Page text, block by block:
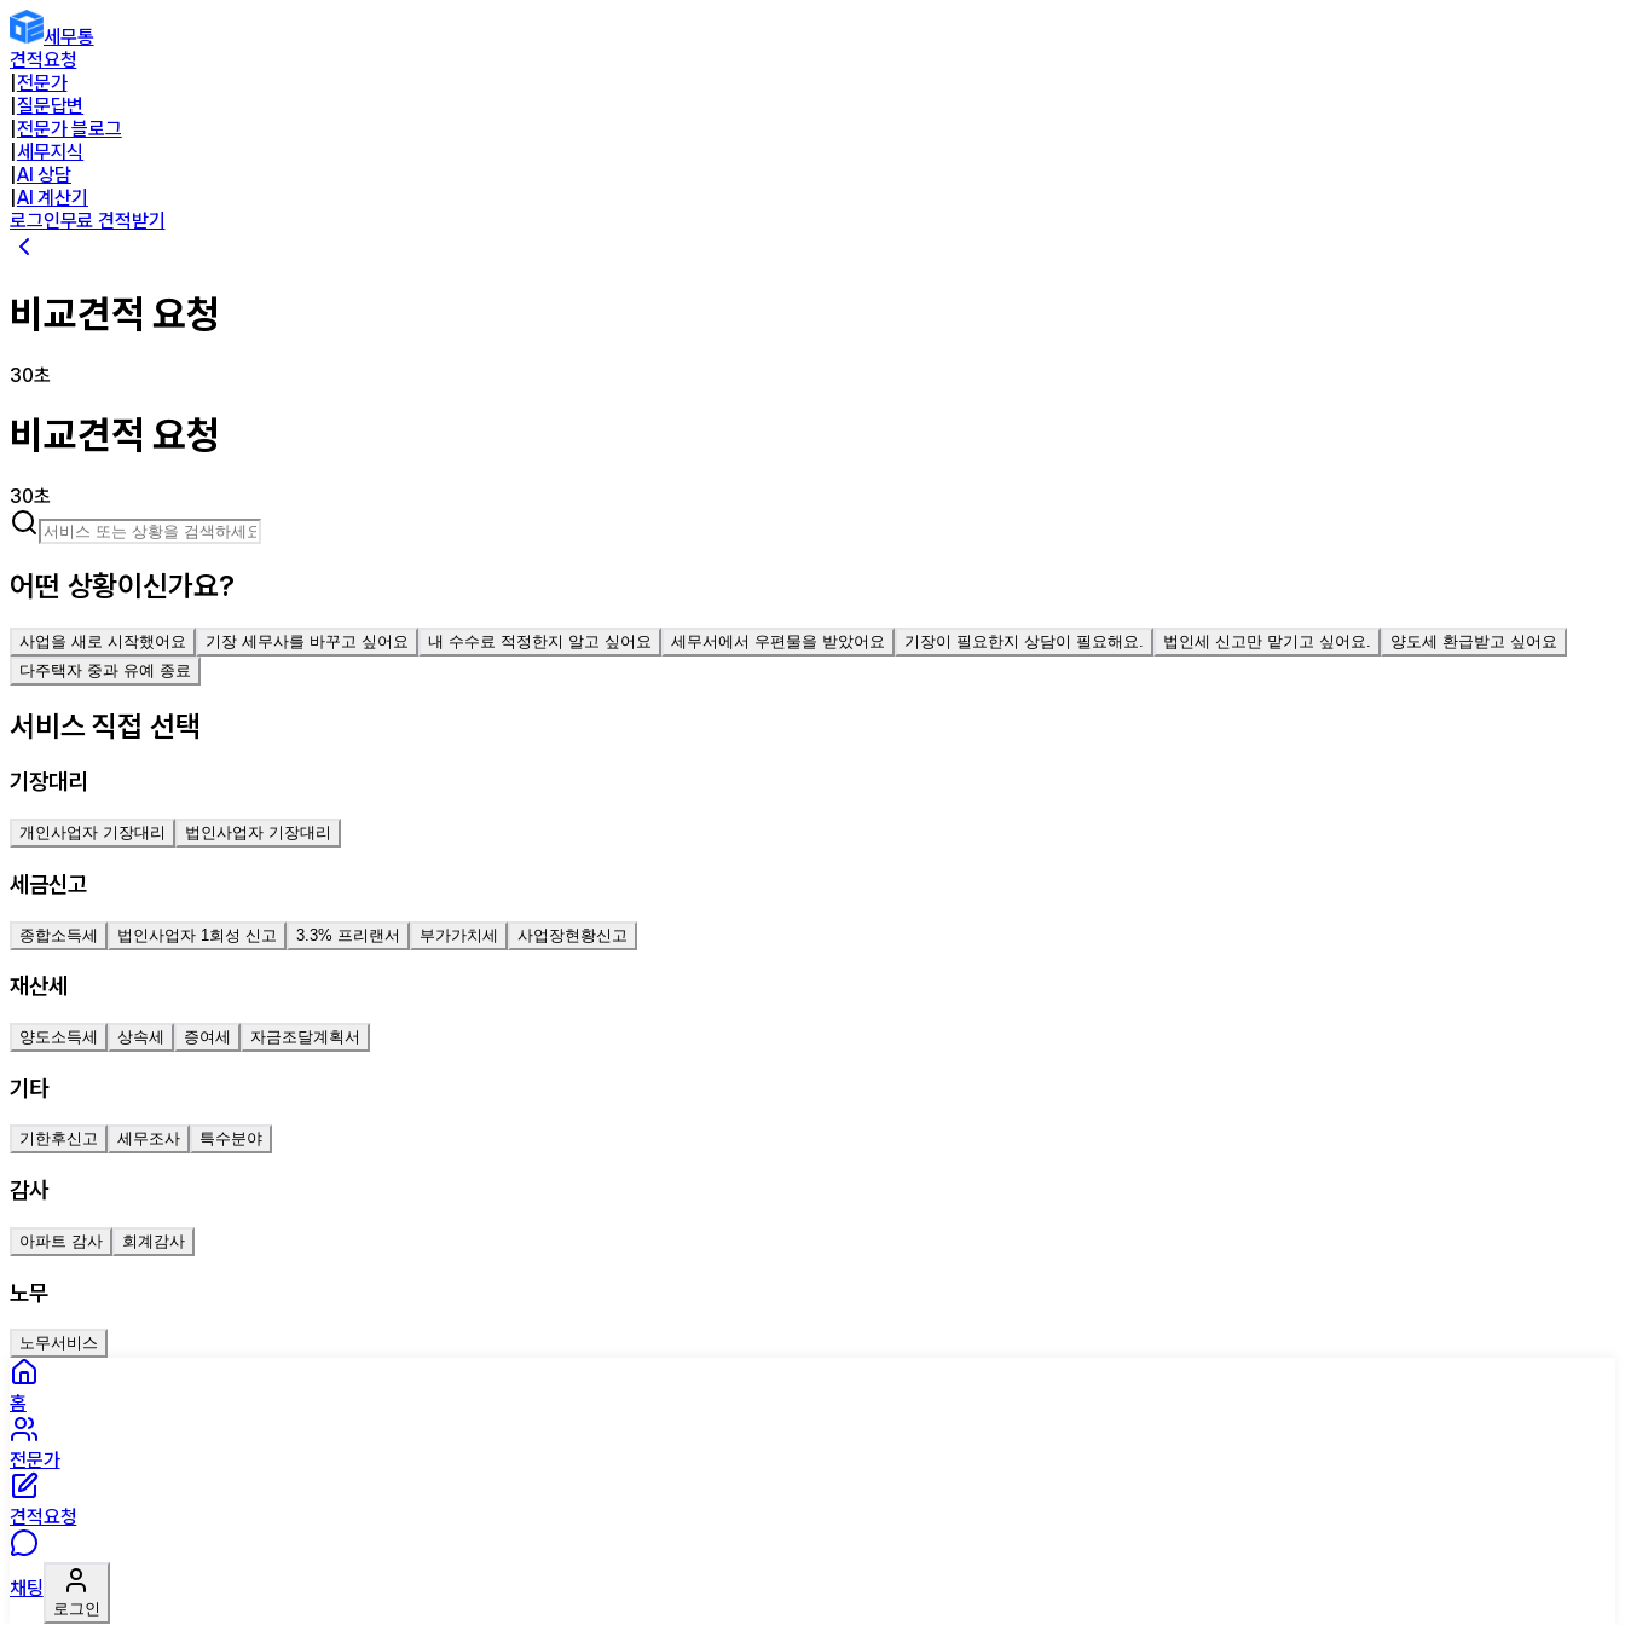
세무통
견적요청
전문가
질문답변
전문가 블로그
세무지식
AI 상담
AI 계산기
로그인무료 견적받기
비교견적 요청
30초
비교견적 요청
30초
어떤 상황이신가요?
사업을 새로 시작했어요 기장 세무사를 바꾸고 싶어요 내 수수료 적정한지 알고 싶어요 세무서에서 우편물을 받았어요 기장이 필요한지 상담이 필요해요. 법인세 신고만 맡기고 싶어요.
양도세 환급받고 싶어요
다주택자 중과 유예 종료
서비스 직접 선택
기장대리
개인사업자 기장대리 법인사업자 기장대리
세금신고
종합소득세 법인사업자 1회성 신고 3.3% 프리랜서 부가가치세 사업장현황신고
재산세
양도소득세 상속세 증여세 자금조달계획서
기타
기한후신고 세무조사 특수분야
감사
아파트 감사 회계감사
노무
노무서비스
홈
전문가
견적요청
채팅
로그인